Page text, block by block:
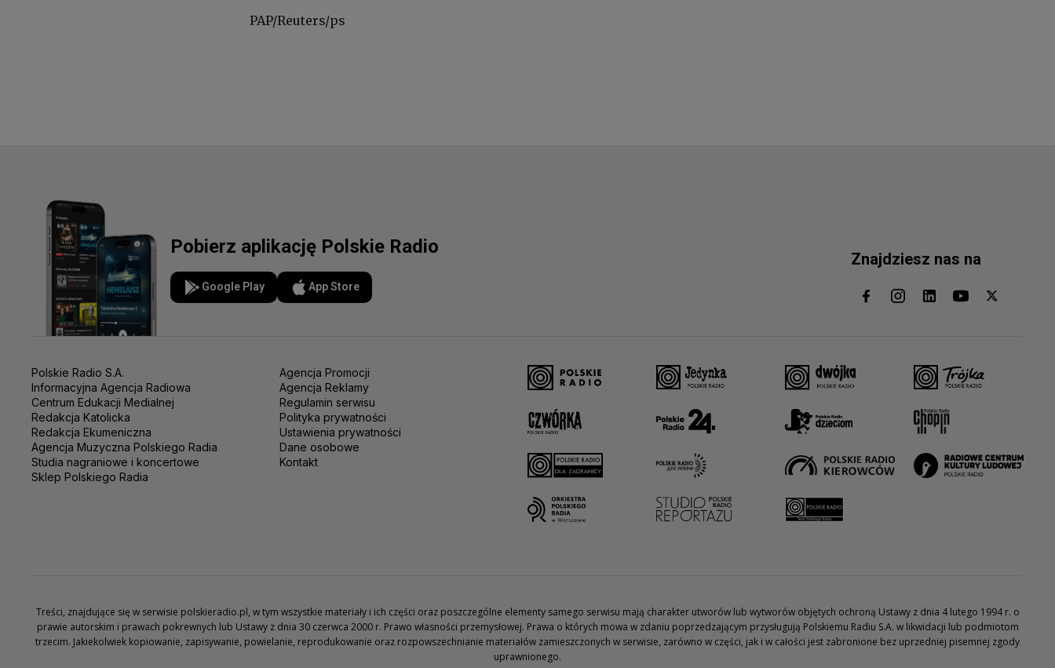
PAP/Reuters/ps
Pobierz aplikację Polskie Radio
Google Play App Store
Znajdziesz nas na
Polskie Radio S.A.
Informacyjna Agencja Radiowa
Centrum Edukacji Medialnej
Redakcja Katolicka
Redakcja Ekumeniczna
Agencja Muzyczna Polskiego Radia
Studia nagraniowe i koncertowe
Sklep Polskiego Radia
Agencja Promocji
Agencja Reklamy
Regulamin serwisu
Polityka prywatności
Ustawienia prywatności
Dane osobowe
Kontakt
Treści, znajdujące się w serwisie polskieradio.pl, w tym wszystkie materiały i ich części oraz poszczególne elementy samego serwisu mają charakter utworów lub wytworów objętych ochroną Ustawy z dnia 4 lutego 1994 r. o
prawie autorskim i prawach pokrewnych lub Ustawy z dnia 30 czerwca 2000 r. Prawo własności przemysłowej. Prawa o których mowa w zdaniu poprzedzającym przysługują Polskiemu Radiu S.A. w likwidacji lub podmiotom
trzecim. Jakiekolwiek kopiowanie, zapisywanie, powielanie, reprodukowanie oraz rozpowszechnianie materiałów zamieszczonych w serwisie, zarówno w części, jak i w całości jest zabronione bez uprzedniej pisemnej zgody
uprawnionego.